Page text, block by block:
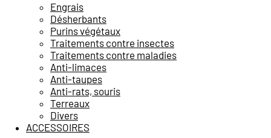
Engrais
Désherbants
Purins végétaux
Traitements contre insectes
Traitements contre maladies
Anti-limaces
Anti-taupes
Anti-rats, souris
Terreaux
Divers
ACCESSOIRES